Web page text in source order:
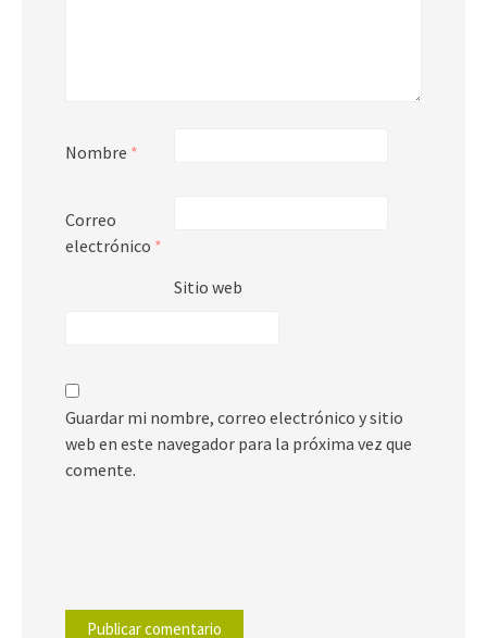
Nombre *
Correo
electrónico *
Sitio web
Guardar mi nombre, correo electrónico y sitio
web en este navegador para la próxima vez que
comente.